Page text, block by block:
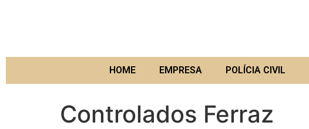
HOME EMPRESA POLÍCIA CIVIL
Controlados Ferraz